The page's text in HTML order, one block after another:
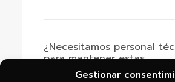
Gestionar
¿Necesitamos personal
para mantener estas
automatizaciones?